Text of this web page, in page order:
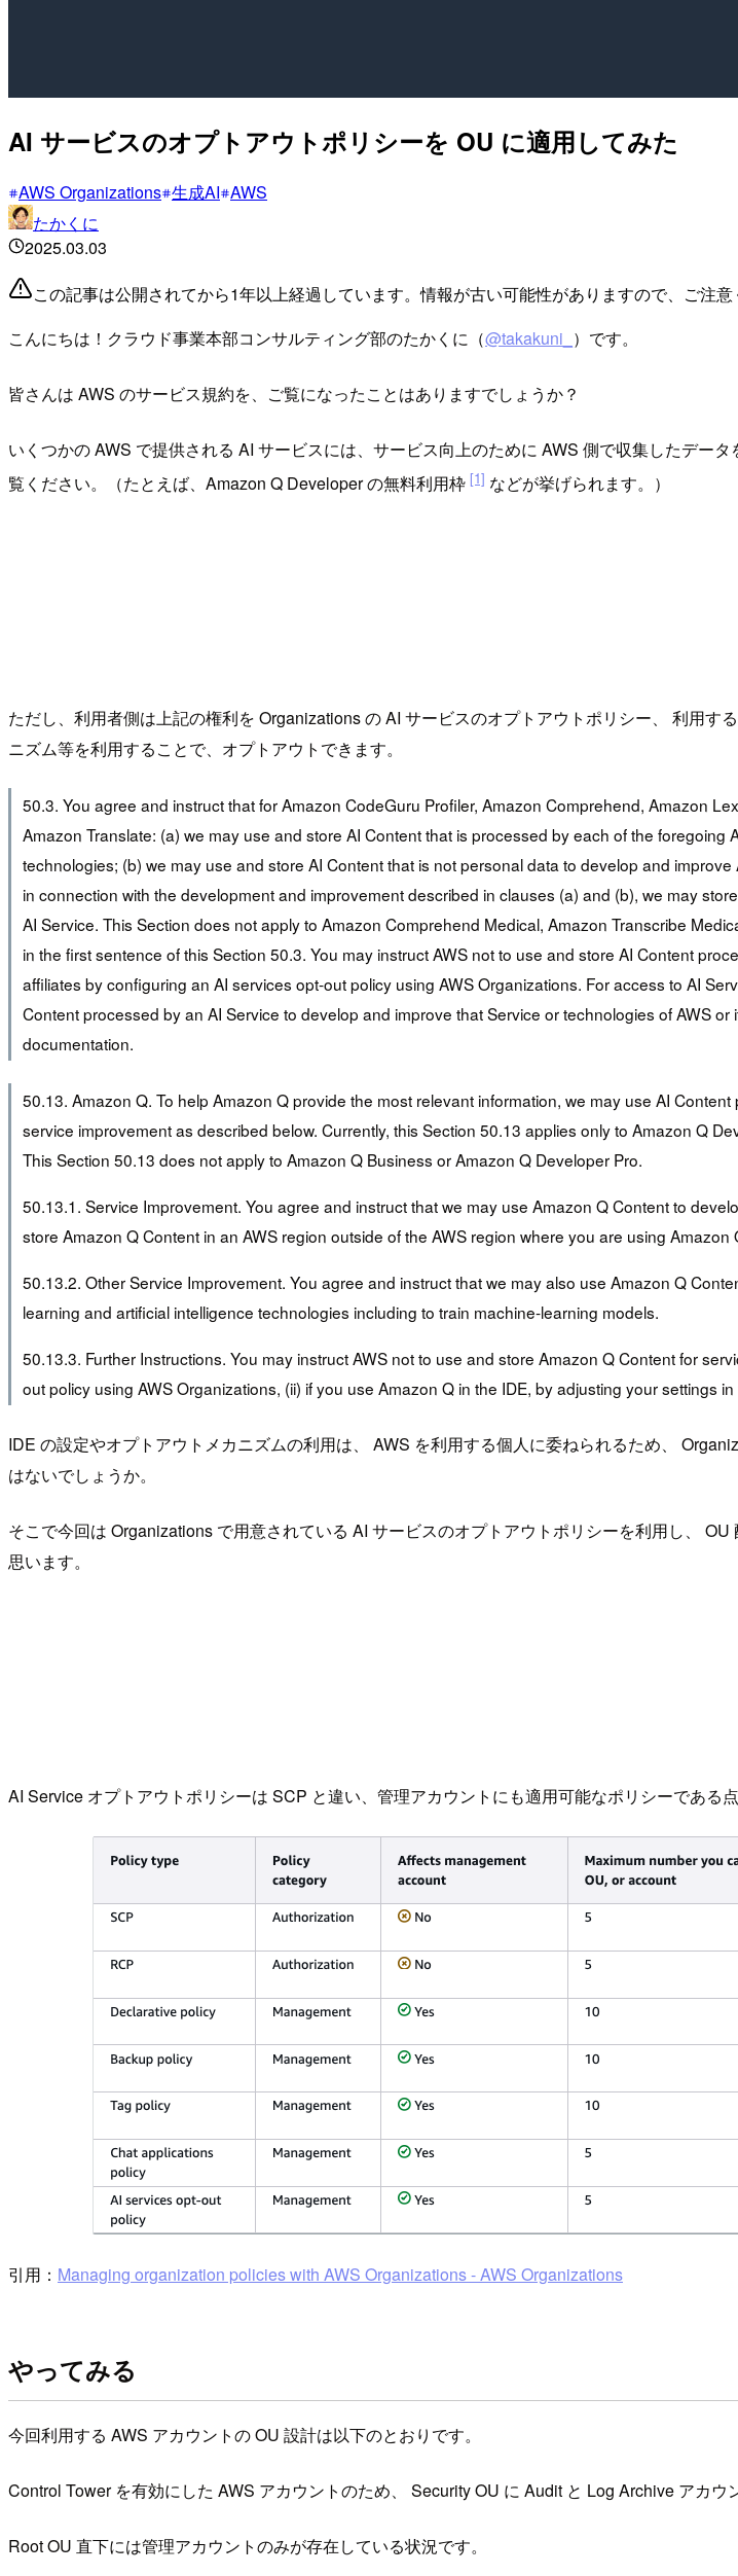
AI サービスのオプトアウトポリシーを OU に適用してみた
AWS Organizations 生成AI AWS
たかくに
2025.03.03
この記事は公開されてから1年以上経過しています。情報が古い可能性がありますので、ご注意
こんにちは！クラウド事業本部コンサルティング部のたかくに（@takakuni_ ）です。
皆さんは AWS のサービス規約を、ご覧になったことはありますでしょうか？
いくつかの AWS で提供される AI サービスには、サービス向上のために AWS 側で収集したデー
覧ください。（たとえば、Amazon Q Developer の無料利用枠 [1] などが挙げられます。）
ただし、利用者側は上記の権利を Organizations の AI サービスのオプトアウトポリシー、 利用
ニズム等を利用することで、オプトアウトできます。
50.3. You agree and instruct that for Amazon CodeGuru Profiler, Amazon Comprehend, Amazon
Amazon Translate: (a) we may use and store AI Content that is processed by each of the
technologies; (b) we may use and store AI Content that is not personal data to develop and
in connection with the development and improvement described in clauses (a) and (b), we may
AI Service. This Section does not apply to Amazon Comprehend Medical, Amazon Transcribe
in the first sentence of this Section 50.3. You may instruct AWS not to use and store AI Content
affiliates by configuring an AI services opt-out policy using AWS Organizations. For access to AI
Content processed by an AI Service to develop and improve that Service or technologies of AWS
documentation.
50.13. Amazon Q. To help Amazon Q provide the most relevant information, we may use AI
service improvement as described below. Currently, this Section 50.13 applies only to Amazon Q
This Section 50.13 does not apply to Amazon Q Business or Amazon Q Developer Pro.
50.13.1. Service Improvement. You agree and instruct that we may use Amazon Q Content to
store Amazon Q Content in an AWS region outside of the AWS region where you are using Amazon
50.13.2. Other Service Improvement. You agree and instruct that we may also use Amazon Q
learning and artificial intelligence technologies including to train machine-learning models.
50.13.3. Further Instructions. You may instruct AWS not to use and store Amazon Q Content for
out policy using AWS Organizations, (ii) if you use Amazon Q in the IDE, by adjusting your settings
IDE の設定やオプトアウトメカニズムの利用は、 AWS を利用する個人に委ねられるため、
はないでしょうか。
そこで今回は Organizations で用意されている AI サービスのオプトアウトポリシーを利用し、
思います。
AI Service オプトアウトポリシーは SCP と違い、管理アカウントにも適用可能なポリシーである点
引用： Managing organization policies with AWS Organizations - AWS Organizations
やってみる
今回利用する AWS アカウントの OU 設計は以下のとおりです。
Control Tower を有効にした AWS アカウントのため、 Security OU に Audit と Log Archive アカ
Root OU 直下には管理アカウントのみが存在している状況です。